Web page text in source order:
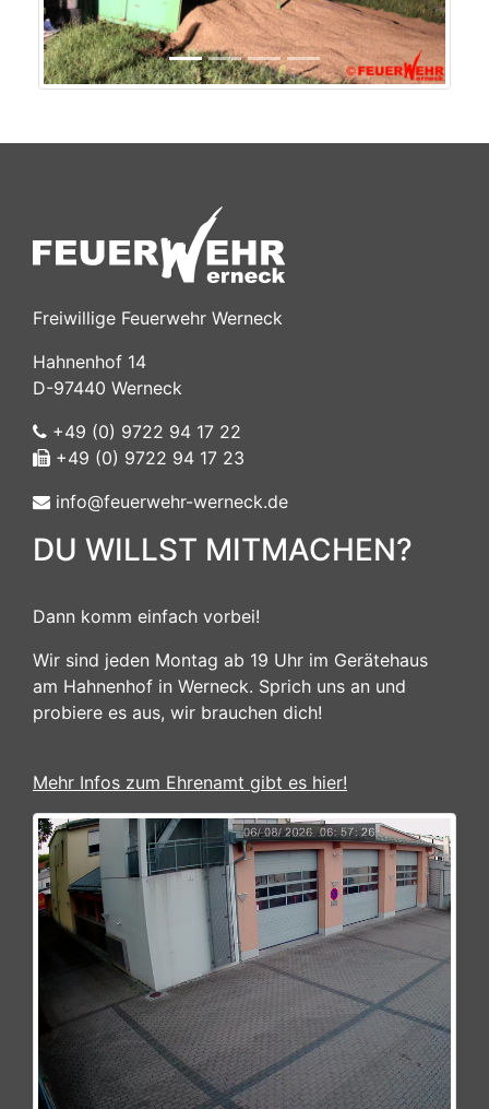
Freiwillige Feuerwehr Werneck
Hahnenhof 14
D-97440 Werneck
+49 (0) 9722 94 17 22
+49 (0) 9722 94 17 23
info@feuerwehr-werneck.de
DU WILLST MITMACHEN?
Dann komm einfach vorbei!
Wir sind jeden Montag ab 19 Uhr im Gerätehaus
am Hahnenhof in Werneck. Sprich uns an und
probiere es aus, wir brauchen dich!
Mehr Infos zum Ehrenamt gibt es hier!